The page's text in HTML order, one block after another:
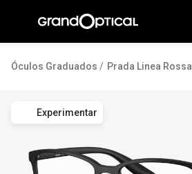
conteúdo
Óculos Graduados Prada Linea Rossa
Experimentar